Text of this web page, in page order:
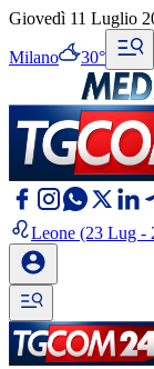
Giovedì 11 Luglio
Milano 30°
Leone (23 Lug -